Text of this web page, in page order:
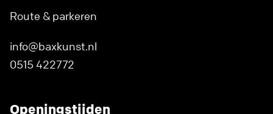
Route & parkeren
info@baxkunst.nl
0515 422772
Openingstijden